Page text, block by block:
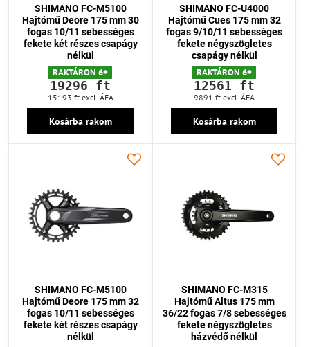
SHIMANO FC-M5100
Hajtómű Deore 175 mm 30
fogas 10/11 sebességes
fekete két részes csapágy
nélkül
RAKTÁRON 6+
19296 ft
15193 ft excl. ÁFA
Kosárba rakom
SHIMANO FC-U4000
Hajtómű Cues 175 mm 32
fogas 9/10/11 sebességes
fekete négyszögletes
csapágy nélkül
RAKTÁRON 6+
12561 ft
9891 ft excl. ÁFA
Kosárba rakom
SHIMANO FC-M5100
Hajtómű Deore 175 mm 32
fogas 10/11 sebességes
fekete két részes csapágy
nélkül
SHIMANO FC-M315
Hajtómű Altus 175 mm
36/22 fogas 7/8 sebességes
fekete négyszögletes
házvédő nélkül